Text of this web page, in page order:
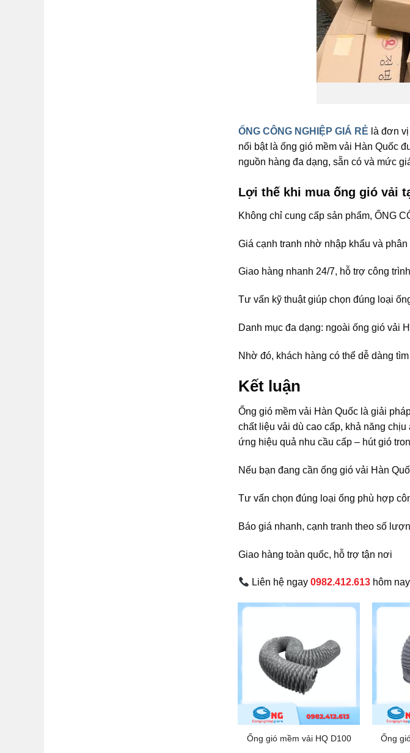
ỐNG CÔNG NGHIỆP GIÁ RẺ là đơn
nổi bật là ống gió mềm vải Hàn Quốc
nguồn hàng đa dạng, sẵn có và mức
Lợi thế khi mua ống gió vải
Không chỉ cung cấp sản phẩm, ỐNG
Giá cạnh tranh nhờ nhập khẩu và
Giao hàng nhanh 24/7, hỗ trợ công
Tư vấn kỹ thuật giúp chọn đúng loại
Danh mục đa dạng: ngoài ống gió vải
Nhờ đó, khách hàng có thể dễ dàng
Kết luận
Ống gió mềm vải Hàn Quốc là giải
chất liệu vải dù cao cấp, khả năng
ứng hiệu quả nhu cầu cấp – hút gió
Nếu bạn đang cần ống gió vải Hàn
Tư vấn chọn đúng loại ống phù hợp
Báo giá nhanh, cạnh tranh theo số
Giao hàng toàn quốc, hỗ trợ tận nơi
Liên hệ ngay 0982.412.613hôm
Ống gió mềm vải HQ D100 Ống